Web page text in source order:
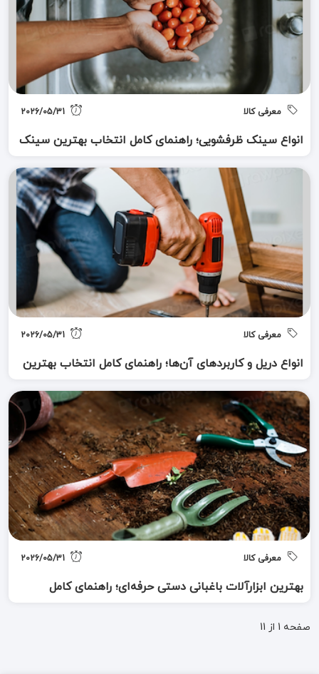
معرفی کالا 2026/05/31
انواع سینک ظرفشویی؛ راهنمای کامل انتخاب بهترین سینک
معرفی کالا 2026/05/31
انواع دریل و کاربردهای آن‌ها؛ راهنمای کامل انتخاب بهترین
معرفی کالا 2026/05/31
بهترین ابزارآلات باغبانی دستی حرفه‌ای؛ راهنمای کامل
صفحه 1 از 1 1